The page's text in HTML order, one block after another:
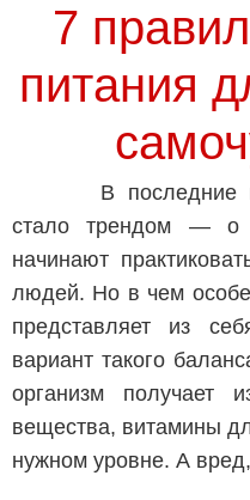
7
питания
В последние
стало трендом — о
начинают
людей. Но в чем
представляет из
вариант такого
организм получает
вещества, витамины
нужном уровне. А